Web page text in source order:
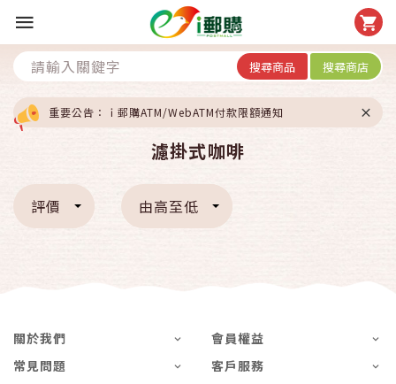
搜尋商品 搜尋商店
重要公告：ｉ郵購ATM/WebATM付款限額通知
濾掛式咖啡
評價 由高至低
關於我們
會員權益
常見問題
客戶服務